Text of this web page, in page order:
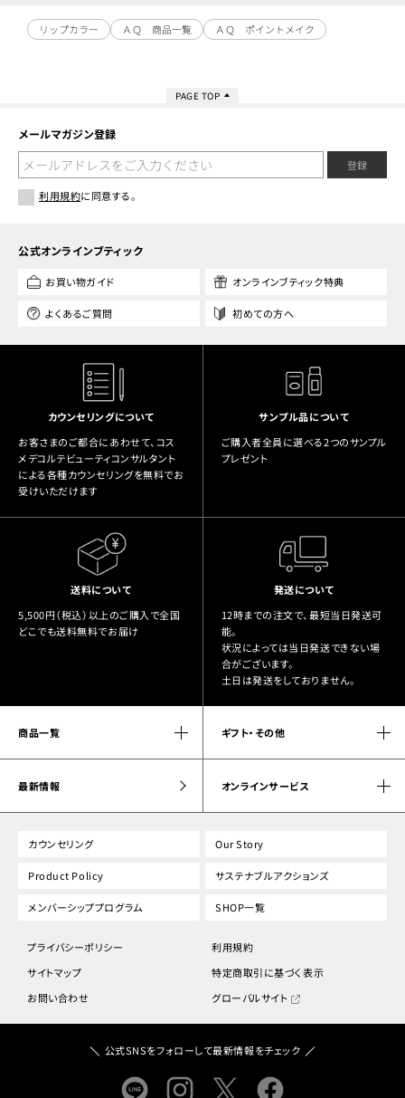
リップカラー ＡＱ 商品一覧 ＡＱ ポイントメイク
PAGE TOP
メールマガジン登録
登録
利用規約に同意する。
公式オンラインブティック
お買い物ガイド オンラインブティック特典
よくあるご質問 初めての方へ
カウンセリングについて
お客さまのご都合にあわせて、コス
メデコルテビューティコンサルタント
による各種カウンセリングを無料でお
受けいただけます
サンプル品について
ご購入者全員に選べる2つのサンプル
プレゼント
送料について
5,500円（税込）以上のご購入で全国
どこでも送料無料でお届け
発送について
12時までの注文で、最短当日発送可
能。
状況によっては当日発送できない場
合がございます。
土日は発送をしておりません。
商品一覧 ギフト・その他
最新情報 オンラインサービス
カウンセリング Our Story
Product Policy サステナブルアクションズ
メンバーシッププログラム SHOP一覧
プライバシーポリシー
利用規約
サイトマップ
特定商取引に基づく表示
お問い合わせ
グローバルサイト
公式SNSをフォローして最新情報をチェック